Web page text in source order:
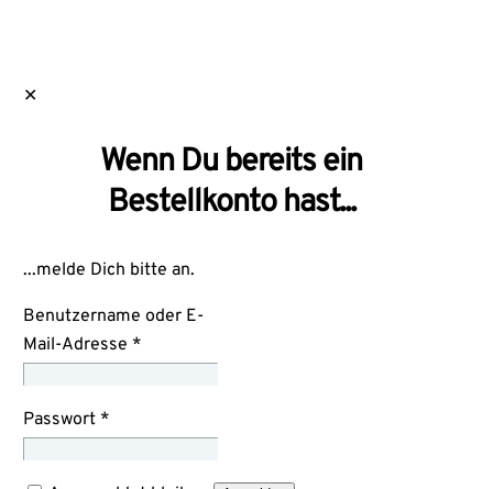
✕
Wenn Du bereits ein
Bestellkonto hast...
...melde Dich bitte an.
Benutzername oder E-
Mail-Adresse *
Passwort *